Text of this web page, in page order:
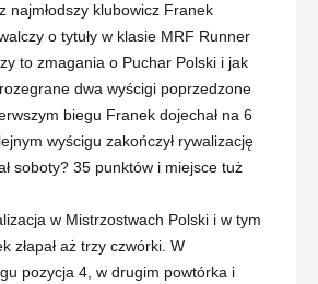
najmłodszy klubowicz Franek
o tytuły w klasie MRF Runner
to zmagania o Puchar Polski i jak
dwa wyścigi poprzedzone
biegu Franek dojechał na 6
wyścigu zakończył rywalizację
soboty? 35 punktów i miejsce tuż
w Mistrzostwach Polski i w tym
złapał aż trzy czwórki. W
pozycja 4, w drugim powtórka i